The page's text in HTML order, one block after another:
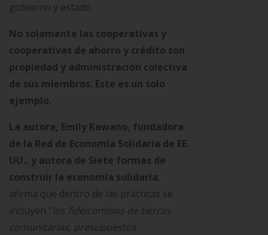
gobierno y estado.
No solamente las cooperativas y
cooperativas de ahorro y crédito son
propiedad y administración colectiva
de sus miembros. Este es un solo
ejemplo.
La autora, Emily Kawano, fundadora
de la Red de Economía Solidaria de EE.
UU., y autora de Siete formas de
construir la economía solidaria,
afirma que dentro de las prácticas se
incluyen “los fideicomisos de tierras
comunitarias, presupuestos